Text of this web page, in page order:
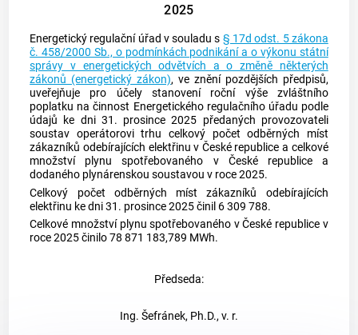
2025
Energetický regulační úřad v souladu s § 17d odst. 5 zákona
č. 458/2000 Sb., o podmínkách podnikání a o výkonu státní
správy v energetických odvětvích a o změně některých
zákonů (energetický zákon), ve znění pozdějších předpisů,
uveřejňuje pro účely stanovení roční výše zvláštního
poplatku na činnost Energetického regulačního úřadu podle
údajů ke dni 31. prosince 2025 předaných provozovateli
soustav operátorovi trhu celkový počet odběrných míst
zákazníků odebírajících elektřinu v České republice a celkové
množství plynu spotřebovaného v České republice a
dodaného plynárenskou soustavou v roce 2025.
Celkový počet odběrných míst zákazníků odebírajících
elektřinu ke dni 31. prosince 2025 činil 6 309 788.
Celkové množství plynu spotřebovaného v České republice v
roce 2025 činilo 78 871 183,789 MWh.
Předseda:
Ing. Šefránek, Ph.D., v. r.